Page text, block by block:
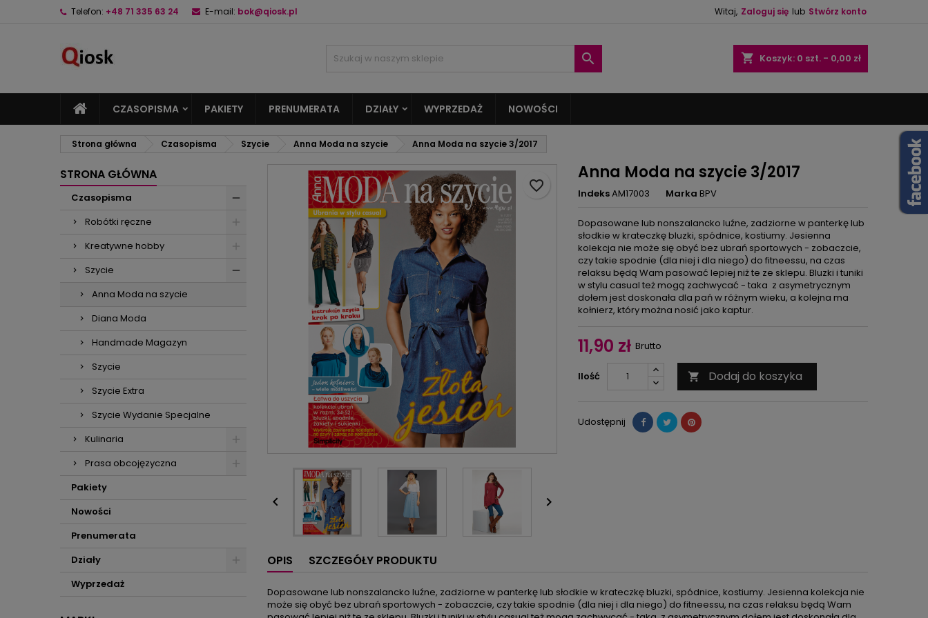
Telefon: +48 71 335 63 24 E-mail: bok@qiosk.pl Witaj, Zaloguj się lub Stwórz konto
shopping_cart Koszyk: 0 szt. - 0,00 zł

CZASOPISMA PAKIETY PRENUMERATA DZIAŁY WYPRZEDAŻ NOWOŚCI
Strona główna Czasopisma Szycie Anna Moda na szycie Anna Moda na szycie 3/2017
STRONA GŁÓWNA
Czasopisma
Robótki ręczne
Kreatywne hobby
Szycie
Anna Moda na szycie
Diana Moda
Handmade Magazyn
Szycie
Szycie Extra
Szycie Wydanie Specjalne
Kulinaria
Prasa obcojęzyczna
Pakiety
Nowości
Prenumerata
Działy
Wyprzedaż
 
Anna Moda na szycie 3/2017
IndeksAM17003 Marka BPV
Dopasowane lub nonszalancko luźne, zadziorne w panterkę lub
słodkie w krateczkę bluzki, spódnice, kostiumy. Jesienna
kolekcja nie może się obyć bez ubrań sportowych - zobaczcie,
czy takie spodnie (dla niej i dla niego) do fitneessu, na czas
relaksu będą Wam pasować lepiej niż te ze sklepu. Bluzki i tuniki
w stylu casual też mogą zachwycać - taka z asymetrycznym
dołem jest doskonała dla pań w różnym wieku, a kolejna ma
kołnierz, który można nosić jako kaptur.
11,90 zł Brutto
Ilość  Dodaj do koszyka
favorite_border
Udostępnij
OPIS SZCZEGÓŁY PRODUKTU
Dopasowane lub nonszalancko luźne, zadziorne w panterkę lub słodkie w krateczkę bluzki, spódnice, kostiumy. Jesienna kolekcja nie
może się obyć bez ubrań sportowych - zobaczcie, czy takie spodnie (dla niej i dla niego) do fitneessu, na czas relaksu będą Wam
Anuluj
Musisz być zalogowany by zapisać produkty na swojej liście życzeń.